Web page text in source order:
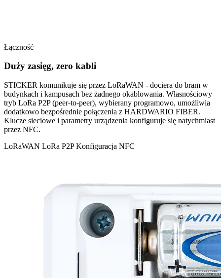
Łączność
Duży zasięg, zero kabli
STICKER komunikuje się przez LoRaWAN - dociera do bram w
budynkach i kampusach bez żadnego okablowania. Własnościowy
tryb LoRa P2P (peer-to-peer), wybierany programowo, umożliwia
dodatkowo bezpośrednie połączenia z HARDWARIO FIBER.
Klucze sieciowe i parametry urządzenia konfiguruje się natychmiast
przez NFC.
LoRaWAN LoRa P2PKonfiguracja NFC